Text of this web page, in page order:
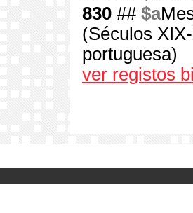
830 ## $a
(Séculos
portuguesa)
ver registos